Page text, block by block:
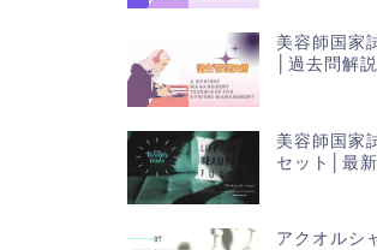
美容師国家
│過去問解説
美容師国家
セット│最
アクオルシ